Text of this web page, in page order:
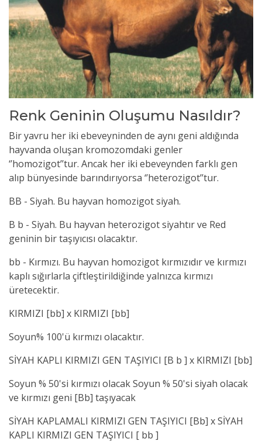
Renk Geninin Oluşumu Nasıldır?
Bir yavru her iki ebeveyninden de aynı geni aldığında
hayvanda oluşan kromozomdaki genler
‘’homozigot’’tur. Ancak her iki ebeveynden farklı gen
alıp bünyesinde barındırıyorsa ‘’heterozigot’’tur.
BB - Siyah. Bu hayvan homozigot siyah.
B b - Siyah. Bu hayvan heterozigot siyahtır ve Red
geninin bir taşıyıcısı olacaktır.
bb - Kırmızı. Bu hayvan homozigot kırmızıdır ve kırmızı
kaplı sığırlarla çiftleştirildiğinde yalnızca kırmızı
üretecektir.
KIRMIZI [bb] x KIRMIZI [bb]
Soyun% 100'ü kırmızı olacaktır.
SİYAH KAPLI KIRMIZI GEN TAŞIYICI [B b ] x KIRMIZI [bb]
Soyun % 50'si kırmızı olacak Soyun % 50'si siyah olacak
ve kırmızı geni [Bb] taşıyacak
SİYAH KAPLAMALI KIRMIZI GEN TAŞIYICI [Bb] x SİYAH
KAPLI KIRMIZI GEN TAŞIYICI [ bb ]